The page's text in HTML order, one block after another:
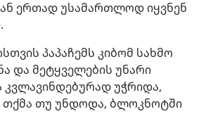
ერთად უსამართლოდ იყვნენ
პაპაჩემს კიბომ სახმო
და მეტყველების უნარი
კვლავინდებურად უჭრიდა,
თქმა თუ უნდოდა, ბლოკნოტში